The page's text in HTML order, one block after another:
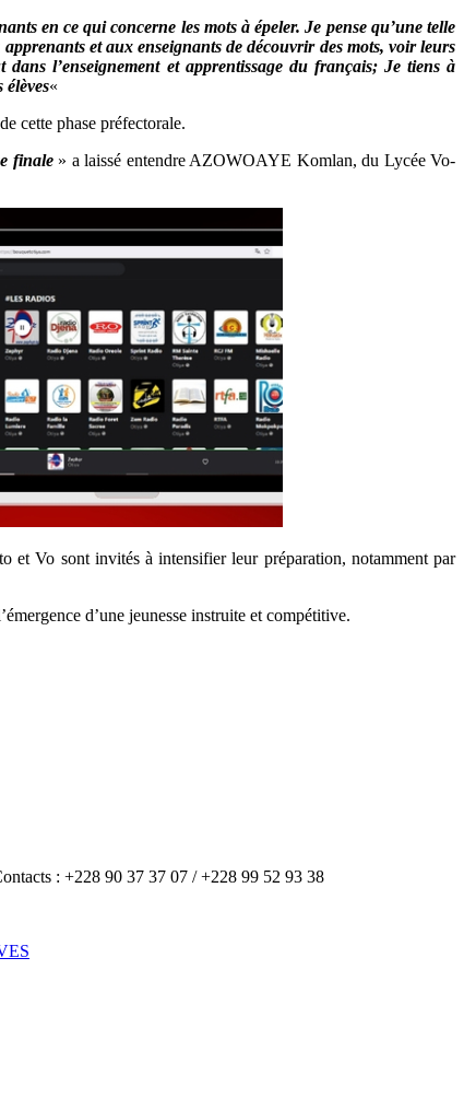
en ce qui concerne les mots à épeler. Je pense qu’une telle
et aux enseignants de découvrir des mots, voir leurs
l’enseignement et apprentissage du français; Je tiens à
«
cette phase préfectorale.
finale» a laissé entendre AZOWOAYE Komlan, du Lycée Vo-
et Vo sont invités à intensifier leur préparation, notamment par
d’une jeunesse instruite et compétitive.
: +228 90 37 37 07 / +228 99 52 93 38